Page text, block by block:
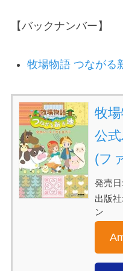
【バックナンバー】
牧場物語 つながる
牧
公
(フ
発売日:
出版社:
ン